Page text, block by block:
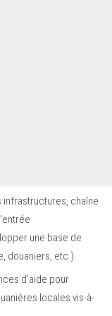
infrastructures, chaîne
une base de
douaniers, etc.).
d’aide pour
locales vis-à-